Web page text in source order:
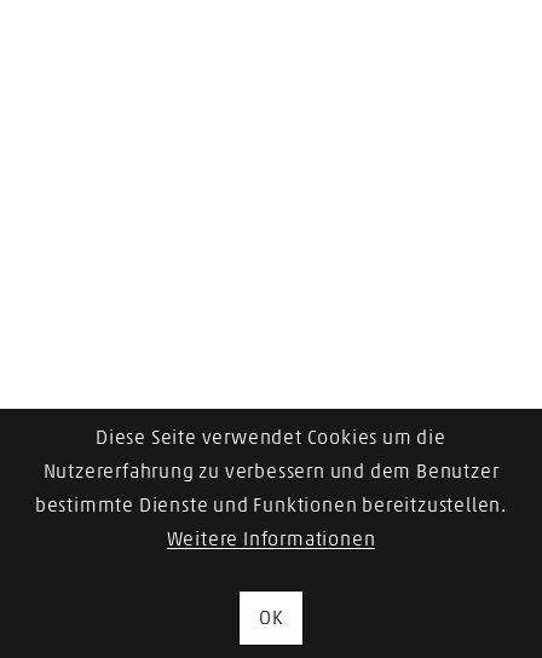
Diese Seite verwendet Cookies um die
Nutzererfahrung zu verbessern und dem Benutzer
bestimmte Dienste und Funktionen bereitzustellen.
Weitere Informationen
OK